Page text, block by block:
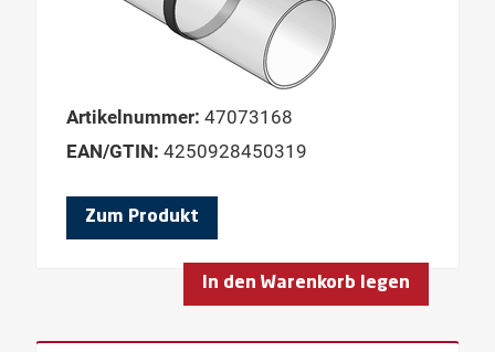
Artikelnummer: 47073168
EAN/GTIN: 4250928450319
Zum Produkt
In den Warenkorb legen